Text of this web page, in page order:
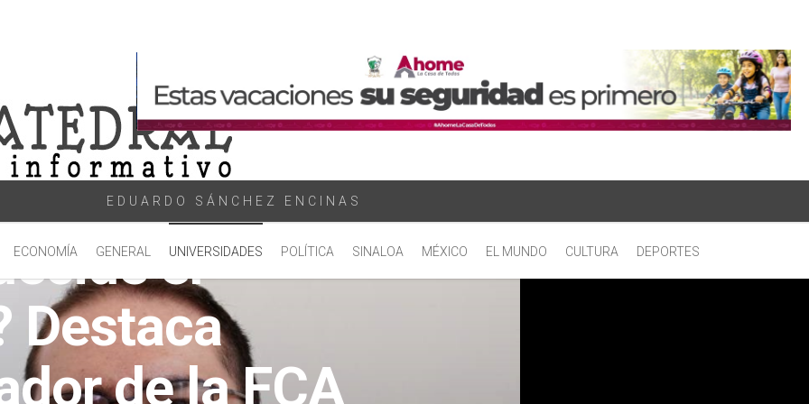
EDUARDO SÁNCHEZ ENCINAS
ECONOMÍA GENERAL UNIVERSIDADES POLÍTICA SINALOA MÉXICO EL MUNDO CULTURA DEPORTES
el
Destaca
de la FCA